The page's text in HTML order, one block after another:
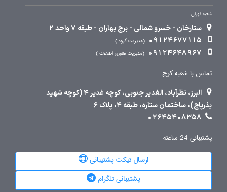
شعبه تهران
ستارخان - خسرو شمالی - برج بهاران - طبقه 7 واحد 2
09124677115
مدیریت گروه
09124648967 مدیریت فناوری اطلاعات
تماس با شعبه کرج
البرز، نظرآباد، الغدیر جنوبی، کوچه غدیر 4 (کوچه شهید
بذرپاچ)، ساختمان ستاره، طبقه 4، پلاک 6
02645408358
پشتیبانی 24 ساعته
ارسال تیکت پشتیبانی
پشتیبانی تلگرام